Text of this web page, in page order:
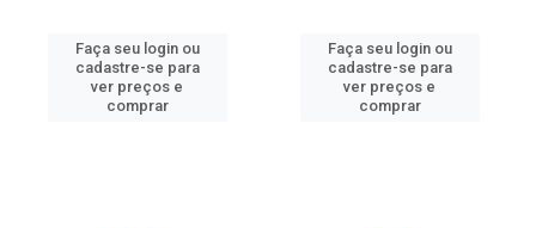
Faça seu login ou
cadastre-se para
ver preços e
comprar
Faça seu login ou
cadastre-se para
ver preços e
comprar